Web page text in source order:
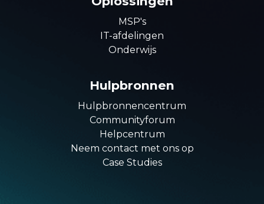
MSP's
IT-afdelingen
Onderwijs
Hulpbronnen
Hulpbronnencentrum
Communityforum
Helpcentrum
Neem contact met ons op
Case Studies